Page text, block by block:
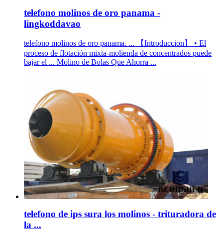
telefono molinos de oro panama -
lingkoddavao
telefono molinos de oro panama. ... 【Introduccion】 • El
proceso de flotación mixta-molienda de concentrados puede
bajar el ... Molino de Bolas Que Ahorra ...
telefono de ips sura los molinos - trituradora de
la ...